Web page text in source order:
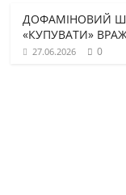
ДОФАМІНОВИЙ
«КУПУВАТИ»
27.06.2026 0